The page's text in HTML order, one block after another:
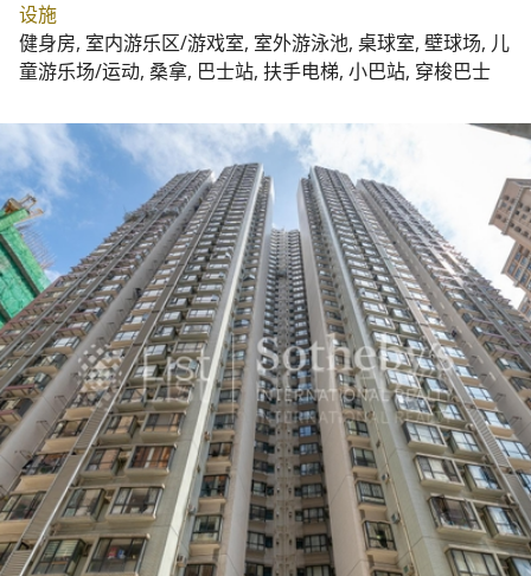
设施
健身房, 室内游乐区/游戏室, 室外游泳池, 桌球室, 壁球场, 儿
童游乐场/运动, 桑拿, 巴士站, 扶手电梯, 小巴站, 穿梭巴士